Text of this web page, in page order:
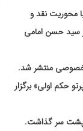
محوریت نقد و
سید حسن امامی
خصوصی منتشر شد.
حکم اولی» برگزار
پشت سر گذاشت.